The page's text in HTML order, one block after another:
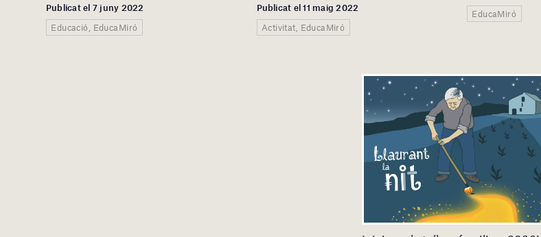
Publicat el 7 juny 2022
Educació, EducaMiró
Publicat el 11 maig 2022
Activitat, EducaMiró
EducaMiró